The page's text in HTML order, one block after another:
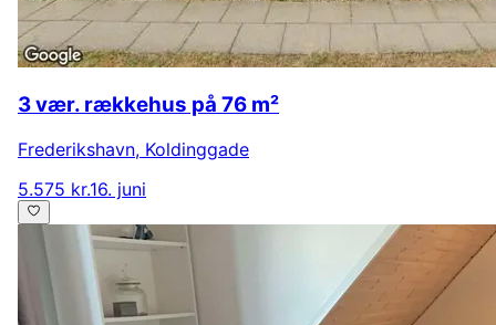
3 vær. rækkehus på 76 m²
Frederikshavn, Koldinggade
5.575 kr.16. juni